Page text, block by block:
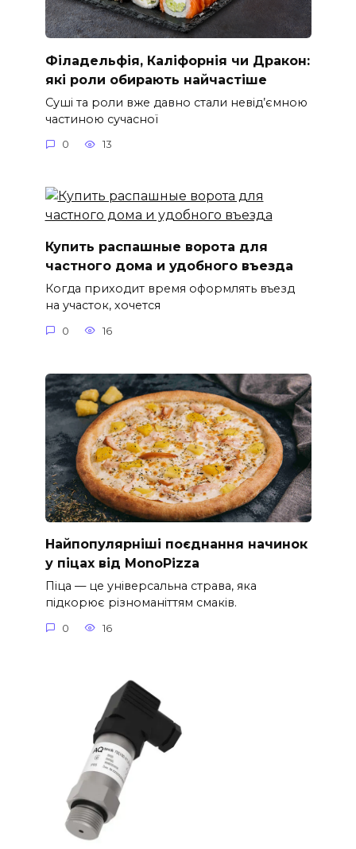
Філадельфія, Каліфорнія чи Дракон:
які роли обирають найчастіше
Суші та роли вже давно стали невід’ємною
частиною сучасної
0 13
Купить распашные ворота для
частного дома и удобного въезда
Когда приходит время оформлять въезд
на участок, хочется
0 16
Найпопулярніші поєднання начинок
у піцах від MonoPizza
Піца — це універсальна страва, яка
підкорює різноманіттям смаків.
0 16